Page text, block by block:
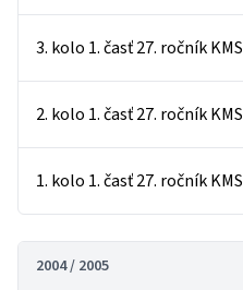
3. kolo 1. časť 27. ročník KMS
2. kolo 1. časť 27. ročník KMS
1. kolo 1. časť 27. ročník KMS
2004 / 2005